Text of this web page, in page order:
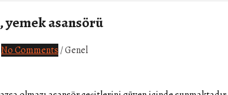
yemek asansörü
No Comments /Genel